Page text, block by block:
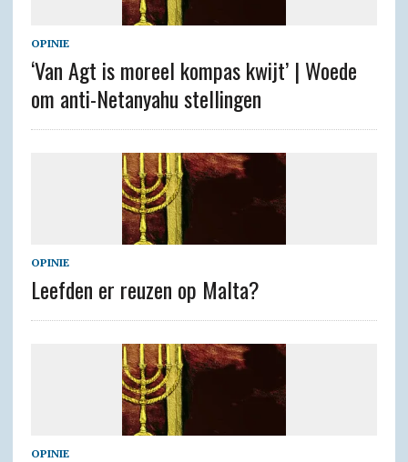
OPINIE
‘Van Agt is moreel kompas kwijt’ | Woede
om anti-Netanyahu stellingen
OPINIE
Leefden er reuzen op Malta?
OPINIE